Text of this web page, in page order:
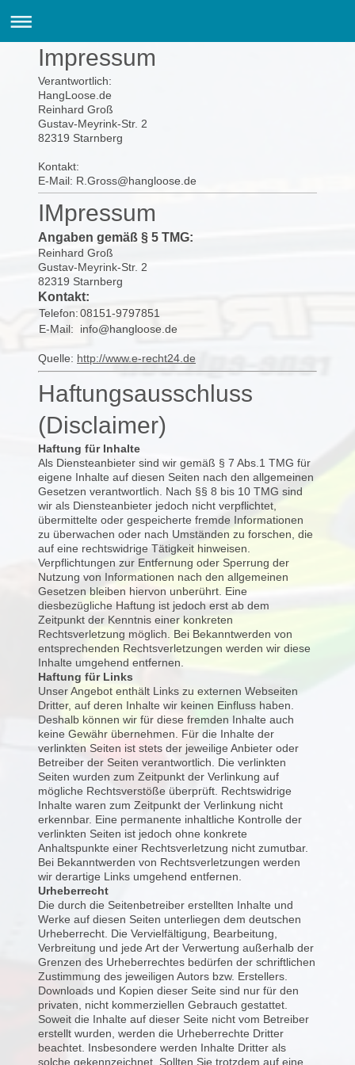
Impressum
Verantwortlich:
HangLoose.de
Reinhard Groß
Gustav-Meyrink-Str. 2
82319 Starnberg
Kontakt:
E-Mail: R.Gross@hangloose.de
IMpressum
Angaben gemäß § 5 TMG:
Reinhard Groß
Gustav-Meyrink-Str. 2
82319 Starnberg
Kontakt:
Telefon:08151-9797851
E-Mail:
info@hangloose.de
Quelle: http://www.e-recht24.de
Haftungsausschluss
(Disclaimer)
Haftung für Inhalte
Als Diensteanbieter sind wir gemäß § 7 Abs.1 TMG für
eigene Inhalte auf diesen Seiten nach den allgemeinen
Gesetzen verantwortlich. Nach §§ 8 bis 10 TMG sind
wir als Diensteanbieter jedoch nicht verpflichtet,
übermittelte oder gespeicherte fremde Informationen
zu überwachen oder nach Umständen zu forschen, die
auf eine rechtswidrige Tätigkeit hinweisen.
Verpflichtungen zur Entfernung oder Sperrung der
Nutzung von Informationen nach den allgemeinen
Gesetzen bleiben hiervon unberührt. Eine
diesbezügliche Haftung ist jedoch erst ab dem
Zeitpunkt der Kenntnis einer konkreten
Rechtsverletzung möglich. Bei Bekanntwerden von
entsprechenden Rechtsverletzungen werden wir diese
Inhalte umgehend entfernen.
Haftung für Links
Unser Angebot enthält Links zu externen Webseiten
Dritter, auf deren Inhalte wir keinen Einfluss haben.
Deshalb können wir für diese fremden Inhalte auch
keine Gewähr übernehmen. Für die Inhalte der
verlinkten Seiten ist stets der jeweilige Anbieter oder
Betreiber der Seiten verantwortlich. Die verlinkten
Seiten wurden zum Zeitpunkt der Verlinkung auf
mögliche Rechtsverstöße überprüft. Rechtswidrige
Inhalte waren zum Zeitpunkt der Verlinkung nicht
erkennbar. Eine permanente inhaltliche Kontrolle der
verlinkten Seiten ist jedoch ohne konkrete
Anhaltspunkte einer Rechtsverletzung nicht zumutbar.
Bei Bekanntwerden von Rechtsverletzungen werden
wir derartige Links umgehend entfernen.
Urheberrecht
Die durch die Seitenbetreiber erstellten Inhalte und
Werke auf diesen Seiten unterliegen dem deutschen
Urheberrecht. Die Vervielfältigung, Bearbeitung,
Verbreitung und jede Art der Verwertung außerhalb der
Grenzen des Urheberrechtes bedürfen der schriftlichen
Zustimmung des jeweiligen Autors bzw. Erstellers.
Downloads und Kopien dieser Seite sind nur für den
privaten, nicht kommerziellen Gebrauch gestattet.
Soweit die Inhalte auf dieser Seite nicht vom Betreiber
erstellt wurden, werden die Urheberrechte Dritter
beachtet. Insbesondere werden Inhalte Dritter als
solche gekennzeichnet. Sollten Sie trotzdem auf eine